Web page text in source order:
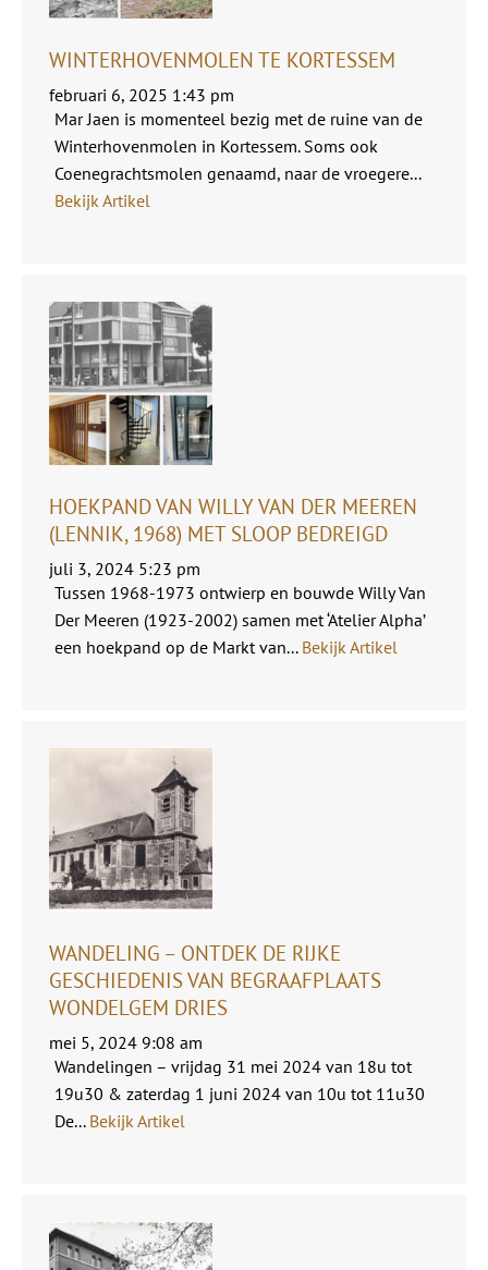
WINTERHOVENMOLEN TE KORTESSEM
februari 6, 2025 1:43 pm
Mar Jaen is momenteel bezig met de ruine van de
Winterhovenmolen in Kortessem. Soms ook
Coenegrachtsmolen genaamd, naar de vroegere...
Bekijk Artikel
HOEKPAND VAN WILLY VAN DER MEEREN
(LENNIK, 1968) MET SLOOP BEDREIGD
juli 3, 2024 5:23 pm
Tussen 1968-1973 ontwierp en bouwde Willy Van
Der Meeren (1923-2002) samen met ‘Atelier Alpha’
een hoekpand op de Markt van... Bekijk Artikel
WANDELING – ONTDEK DE RIJKE
GESCHIEDENIS VAN BEGRAAFPLAATS
WONDELGEM DRIES
mei 5, 2024 9:08 am
Wandelingen – vrijdag 31 mei 2024 van 18u tot
19u30 & zaterdag 1 juni 2024 van 10u tot 11u30
De... Bekijk Artikel